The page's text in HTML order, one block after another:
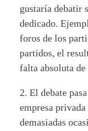
gustaría debatir
dedicado.
foros de los
partidos, el
falta absoluta de
2. El debate
empresa
demasiadas